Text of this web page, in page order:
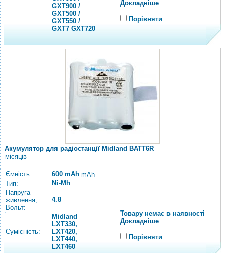
GXT900 /
GXT500 /
GXT550 /
GXT7 GXT720
Докладніше
Порівняти
Акумулятор для радіостанції Midland BATT6R
місяців
Ємність: 600 mAh mAh
Тип:
Ni-Mh
Напруга
живлення,
Вольт:
4.8
Сумісність:
Midland
LXT330,
LXT420,
LXT440,
LXT460
Товару немає в наявності
Докладніше
Порівняти